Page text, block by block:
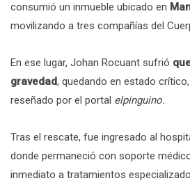
consumió un inmueble ubicado en
movilizando a tres compañías del
En ese lugar, Johan Rocuant sufrió
gravedad, quedando en estado
reseñado por el portal elpinguino.
Tras el rescate, fue ingresado al
donde permaneció con soporte
inmediato a tratamientos